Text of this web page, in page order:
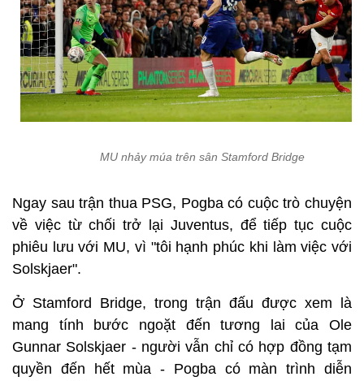
MU nhảy múa trên sân Stamford Bridge
Ngay sau trận thua PSG, Pogba có cuộc trò chuyện
về việc từ chối trở lại Juventus, để tiếp tục cuộc
phiêu lưu với MU, vì "tôi hạnh phúc khi làm việc với
Solskjaer".
Ở Stamford Bridge, trong trận đấu được xem là
mang tính bước ngoặt đến tương lai của Ole
Gunnar Solskjaer - người vẫn chỉ có hợp đồng tạm
quyền đến hết mùa - Pogba có màn trình diễn